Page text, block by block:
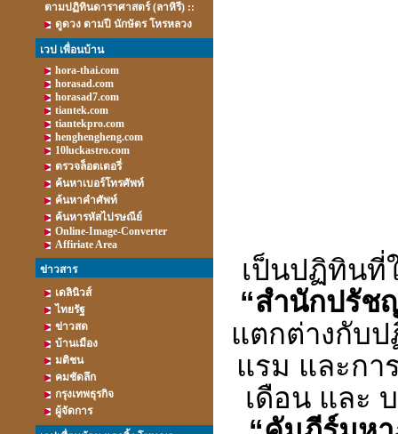
ตามปฏิทินดาราศาสตร์ (ลาหิรี) ::
ดูดวง ตามปี นักษัตร โหรหลวง
เวป เพื่อนบ้าน
hora-thai.com
horasad.com
horasad7.com
tiantek.com
tiantekpro.com
henghengheng.com
10luckastro.com
ตรวจล็อตเตอรี่
ค้นหาเบอร์โทรศัพท์
ค้นหาคำศัพท์
ค้นหารหัสไปรษณีย์
Online-Image-Converter
Affiriate Area
ข่าวสาร
เดลินิวส์
ไทยรัฐ
ข่าวสด
บ้านเมือง
มติชน
คมชัดลึก
กรุงเทพธุรกิจ
ผู้จัดการ
เป็นปฏิทินที่
“สำนักปรัช
แตกต่างกับ
แรม และกา
เดือน และ